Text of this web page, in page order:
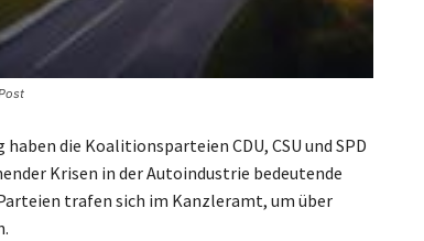
die Koalitionsparteien CDU, CSU und SPD
Krisen in der Autoindustrie bedeutende
trafen sich im Kanzleramt, um über